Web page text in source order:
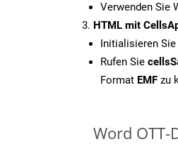
Verwenden Sie
HTML mit
Initialisieren Sie
Rufen Sie
Format EMF zu
Word